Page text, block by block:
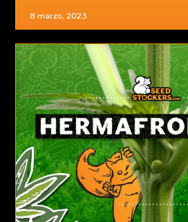
8 marzo, 2023